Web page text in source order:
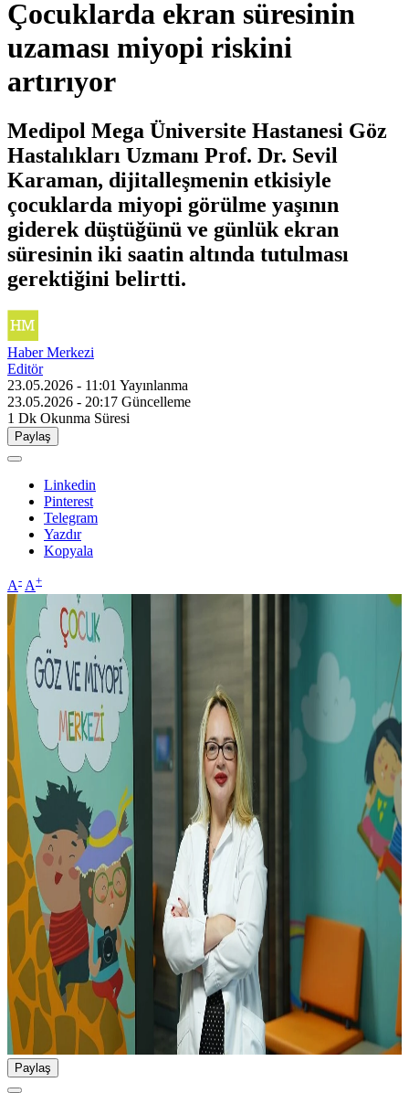
Çocuklarda ekran süresinin
uzaması miyopi riskini
artırıyor
Medipol Mega Üniversite Hastanesi Göz
Hastalıkları Uzmanı Prof. Dr. Sevil
Karaman, dijitalleşmenin etkisiyle
çocuklarda miyopi görülme yaşının
giderek düştüğünü ve günlük ekran
süresinin iki saatin altında tutulması
gerektiğini belirtti.
Haber Merkezi
Editör
23.05.2026 - 11:01 Yayınlanma
23.05.2026 - 20:17 Güncelleme
1 Dk Okunma Süresi
Paylaş
Linkedin
Pinterest
Telegram
Yazdır
Kopyala
A- A+
Paylaş